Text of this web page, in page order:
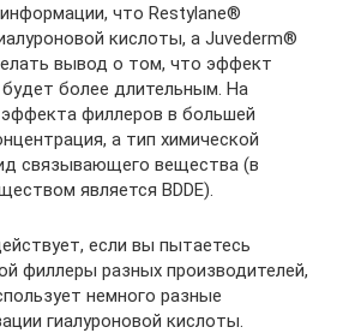
что Restylane®
кислоты, а Juvederm®
вывод о том, что эффект
более длительным. На
филлеров в большей
а тип химической
связывающего вещества (в
является BDDE).
если вы пытаетесь
филлеры разных производителей,
немного разные
гиалуроновой кислоты.